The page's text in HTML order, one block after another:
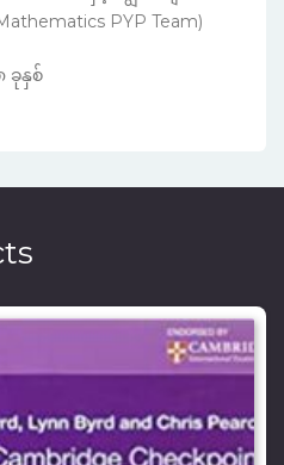
PYP Team)
ခုနှစ်